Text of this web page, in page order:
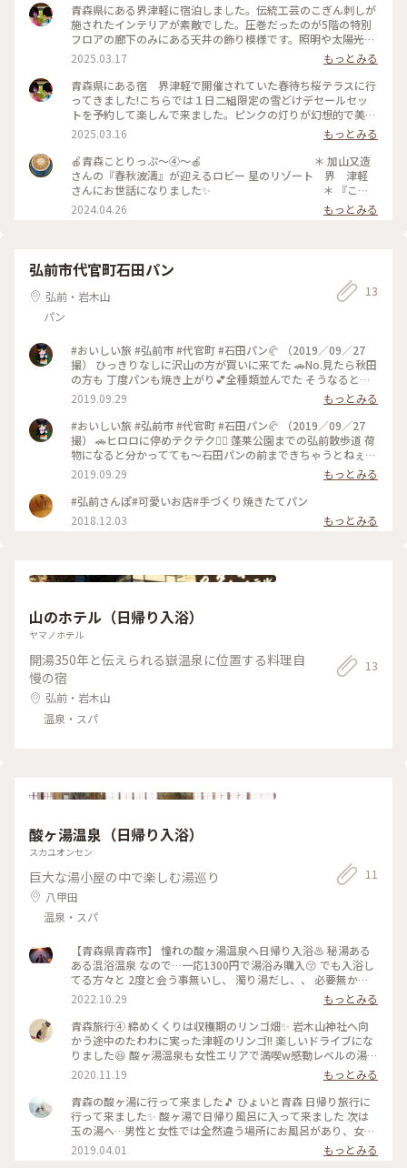
青森県にある界津軽に宿泊しました。伝統工芸のこぎん刺しが
施されたインテリアが素敵でした。圧巻だったのが5階の特別
フロアの廊下のみにある天井の飾り模様です。照明や太陽光に
よって壁に反射する模様が何とも美しかったです。 #アートな
景色#界津軽#星野リゾート#青森旅行#青森#青森県#ホテル#宿
#旅館
2025.03.17
もっとみる
青森県にある宿 界津軽で開催されていた春待ち桜テラスに行
ってきました!こちらでは１日二組限定の雪どけデセールセッ
トを予約して楽しんで来ました。ピンクの灯りが幻想的で美し
かったです✨#アートな景色#界津軽#はじめての投稿#青森県#
青森#青森旅行#星野リゾート
2025.03.16
もっとみる
🍎青森ことりっぷ〜④〜🍎 ＊ 加山又造
さんの『春秋波濤』が迎えるロビー 星のリゾート 界 津軽
さんにお世話になりました✨ ＊ 『こぎ
んウォール』や 『こぎん行燈』に『こぎん障子』 津軽びいど
ろのオブジェ 扇型の弘前ねぷたもそこかしこに。 エントラン
は こちらでのお食事でした🤭 大間のマグロと花見蟹の会席✨
毛蟹の一種でこのお花見の時期に漁獲されるので、花見蟹🦀と
呼ばれるそう。 しっかりした身は旨みも濃厚で 一品目で満足
感がGo to heaven😂 大間のマグロ🍣は 一体どうなってるの
は、より一層美味しいらしい… そんな事言われたら いつか食
べにこなきゃって思うじゃないですか🥹
＊ 日が落ちてからの中庭は 灯りが水面
に揺らめき日常を忘れさせてくれます😌 ロビーでの津軽三味
線の生演奏も迫力があり あっという間の30分でした✨ 津軽甚
句、津軽あいや節、津軽りんご節 津軽小原節と聴き慣れない
曲目ながら 小原節は宮城県塩竈との繋がりがあるとの事で こ
んな離れた場所で耳馴染みの地名を聞いただけで嬉しくなりま
した。 最後はじょんがら節で終了😌 ＊
十和田石や青森ヒバからなる温泉には プカリプカリと🍎が浮
いていて それがまた甘く良い香りでした😊 露天風呂は広くは
ないのですが 不思議なドーム状の屋根の下 せせらぎを聴きな
がら寛げました😌 ＊ お食事もアクティ
2024.04.26 もっとみる
弘前市代官町石田パン
弘前・岩木山
パン
13
#おいしい旅 #弘前市 #代官町 #石田パン🥐 （2019／09／27
撮） ひっきりなしに沢山の方が買いに来てた 🚗No.見たら秋田
の方も 丁度パンも焼き上がり💕全種類並んでた そうなるとな
かなか…選べない😅 悩みに悩み➰この4種選択❗️ 帰ってからあ
ーエピ買うの忘れたことに気付く😭
2019.09.29
もっとみる
#おいしい旅 #弘前市 #代官町 #石田パン🥐 （2019／09／27
撮） 🚗ヒロロに停めテクテク🚶‍♀️ 蓬莱公園までの弘前散歩道 荷
物になると分かってても～石田パンの前まできちゃうとねぇ🤭
※残念ながらこちら日曜日お休みデス😑
2019.09.29
もっとみる
#弘前さんぽ#可愛いお店#手づくり焼きたてパン
2018.12.03
もっとみる
山のホテル（日帰り入浴）
ヤマノホテル
開湯350年と伝えられる嶽温泉に位置する料理自
慢の宿
弘前・岩木山
温泉・スパ
13
酸ヶ湯温泉（日帰り入浴）
スカユオンセン
巨大な湯小屋の中で楽しむ湯巡り
八甲田
温泉・スパ
11
【青森県青森市】 憧れの酸ヶ湯温泉へ日帰り入浴♨️ 秘湯ある
ある混浴温泉 なので…一応1300円で湯浴み購入😚 でも入浴し
てる方々と 2度と会う事無いし、 濁り湯だし、、 必要無かっ
たかも🤗 最高の温泉で大満足でした✨♨️✨ #秘湯好き #濁り
湯
2022.10.29
もっとみる
青森旅行④ 締めくくりは収穫期のリンゴ畑✨ 岩木山神社へ向
かう途中のたわわに実った津軽のリンゴ!! 楽しいドライブにな
りました😆 酸ヶ湯温泉も女性エリアで満喫w感動レベルの湯
質!! 宿泊すれば女性専用の時間帯もあるので、 次回は泊まり決
定👍 八甲田山をぐるっと周り(冬季通行止めが始まってました)
奥入瀬渓流ホテルへ。 道中真っ暗闇でドキドキしましたが、
満点の星空が迎えてくれました✨ iphoneでこれだけ写るんで
す!!闇と星。 記憶に残る2日間でした😊 #青森#感動
2020.11.19
もっとみる
青森の酸ヶ湯に行って来ました🎵 ひょいと青森 日帰り旅行に
行って来ました✨ 酸ヶ湯で日帰り風呂に入って来ました 次は
玉の湯へ…男性と女性では全然違う場所にお風呂があり、女性
風呂は旅館の奥の方で、趣のある廊下を通り移動 こちらは小
ぢんまりとしたお風呂で、ゆったり寛げました🤗 お風呂を上
2019.04.01 もっとみる